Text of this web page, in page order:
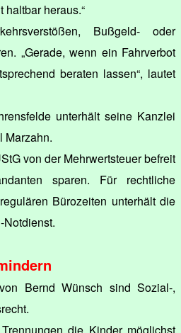
haltbar heraus.“
Bußgeld- oder
„Gerade, wenn ein Fahrverbot
beraten lassen“, lautet
unterhält seine Kanzlei
Marzahn.
von der Mehrwertsteuer befreit
sparen. Für rechtliche
Bürozeiten unterhält die
Bernd Wünsch sind Sozial-,
die Kinder möglichst